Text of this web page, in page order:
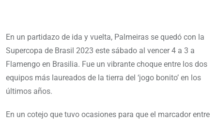
En un partidazo de ida y vuelta, Palmeiras se quedó con la
Supercopa de Brasil 2023 este sábado al vencer 4 a 3 a
Flamengo en Brasilia. Fue un vibrante choque entre los dos
equipos más laureados de la tierra del ‘jogo bonito’ en los
últimos años.
En un cotejo que tuvo ocasiones para que el marcador entre